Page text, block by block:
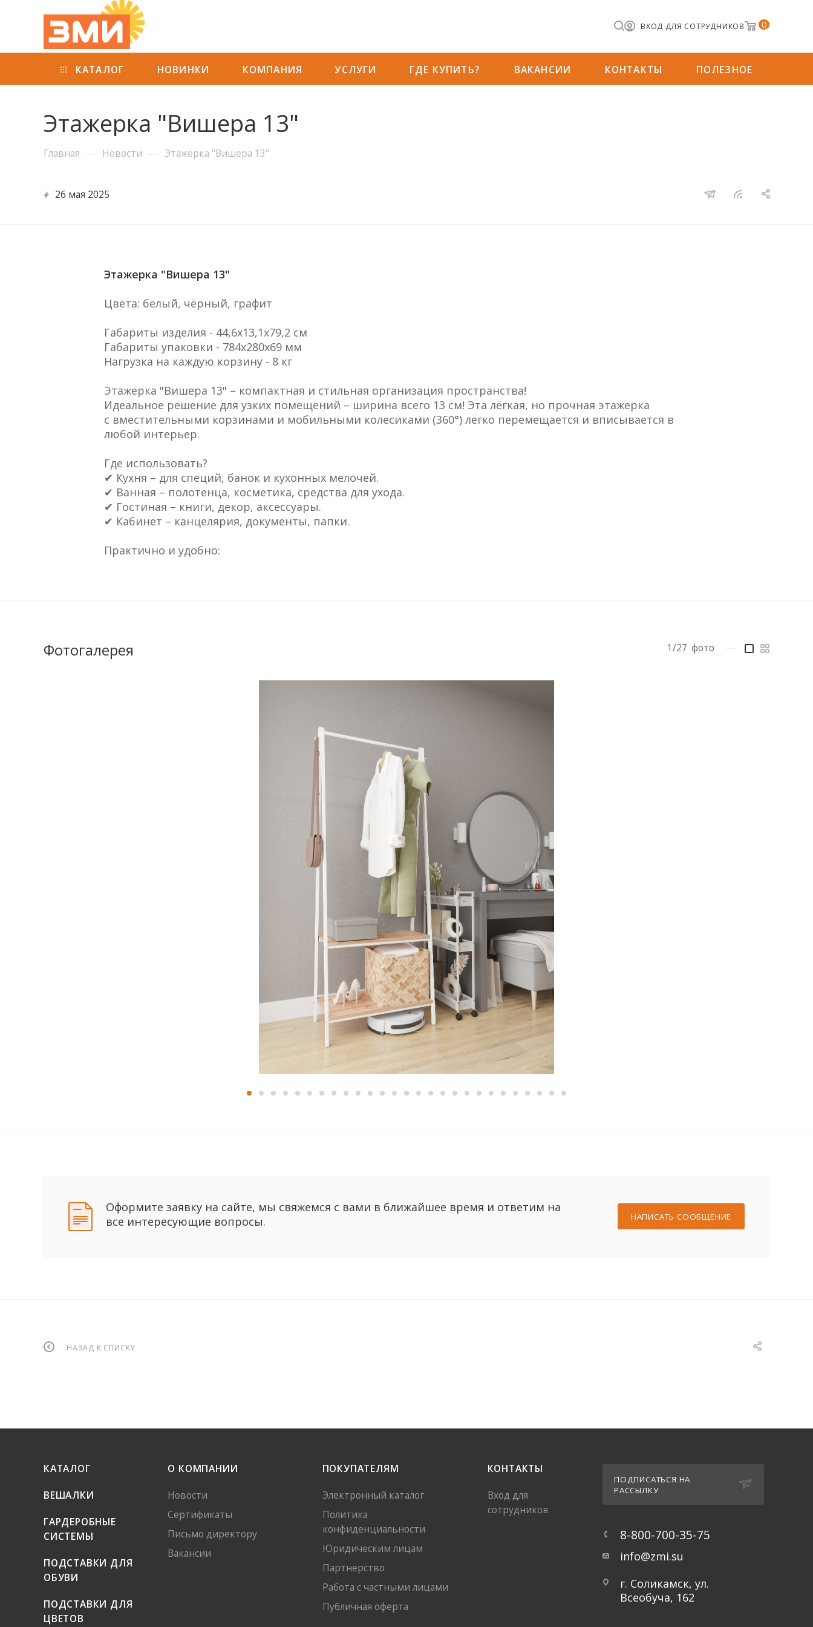
0
ВХОД ДЛЯ СОТРУДНИКОВ
КАТАЛОГ НОВИНКИ КОМПАНИЯ УСЛУГИ ГДЕ КУПИТЬ? ВАКАНСИИ КОНТАКТЫ ПОЛЕЗНОЕ
Этажерка "Вишера 13"
Главная — Новости — Этажерка "Вишера 13"
26 мая 2025
Этажерка "Вишера 13"
Цвета: белый, чёрный, графит
Габариты изделия - 44,6х13,1х79,2 см
Габариты упаковки - 784х280х69 мм
Нагрузка на каждую корзину - 8 кг
Этажерка "Вишера 13" – компактная и стильная организация пространства!
Идеальное решение для узких помещений – ширина всего 13 см! Эта лёгкая, но прочная этажерка
с вместительными корзинами и мобильными колесиками (360°) легко перемещается и вписывается в
любой интерьер.
Где использовать?
✔ Кухня – для специй, банок и кухонных мелочей.
✔ Ванная – полотенца, косметика, средства для ухода.
✔ Гостиная – книги, декор, аксессуары.
✔ Кабинет – канцелярия, документы, папки.
Практично и удобно:
Фотогалерея 1/27 фото
Оформите заявку на сайте, мы свяжемся с вами в ближайшее время и ответим на
все интересующие вопросы.
НАПИСАТЬ СООБЩЕНИЕ
НАЗАД К СПИСКУ
КАТАЛОГ
ВЕШАЛКИ
ГАРДЕРОБНЫЕ
СИСТЕМЫ
ПОДСТАВКИ ДЛЯ
ОБУВИ
ПОДСТАВКИ ДЛЯ
ЦВЕТОВ
О КОМПАНИИ
Новости
Сертификаты
Письмо директору
Вакансии
ПОКУПАТЕЛЯМ
Электронный каталог
Политика
конфиденциальности
Юридическим лицам
Партнерство
Работа с частными лицами
Публичная оферта
КОНТАКТЫ
Вход для
сотрудников
ПОДПИСАТЬСЯ НА
РАССЫЛКУ
8-800-700-35-75
info@zmi.su
г. Соликамск, ул.
Всеобуча, 162